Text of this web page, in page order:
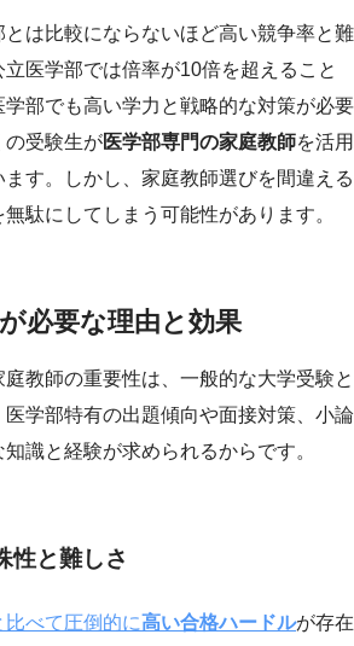
は比較にならないほど高い競争率と難
医学部では倍率が10倍を超えること
学部でも高い学力と戦略的な対策が必要
の受験生が医学部専門の家庭教師を活用
す。しかし、家庭教師選びを間違える
駄にしてしまう可能性があります。
必要な理由と効果
教師の重要性は、一般的な大学受験と
学部特有の出題傾向や面接対策、小論
識と経験が求められるからです。
性と難しさ
べて圧倒的に高い合格ハードルが存在